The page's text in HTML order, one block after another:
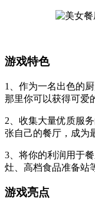
游戏特色
1、作为一名出色的
那里你可以获得可爱
2、收集大量优质服
张自己的餐厅，成为
3、将你的利润用于
灶、高档食品准备站
游戏亮点